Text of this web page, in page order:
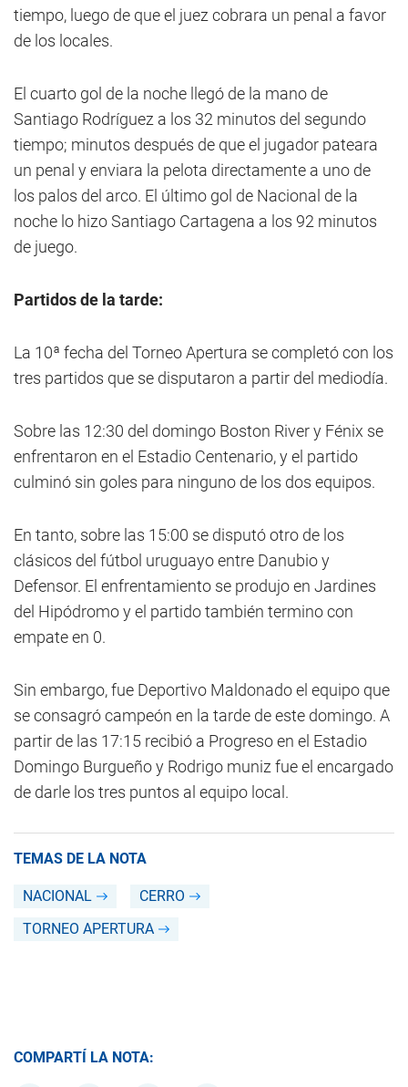
tiempo, luego de que el juez cobrara un penal a favor
de los locales.
El cuarto gol de la noche llegó de la mano de
Santiago Rodríguez a los 32 minutos del segundo
tiempo; minutos después de que el jugador pateara
un penal y enviara la pelota directamente a uno de
los palos del arco. El último gol de Nacional de la
noche lo hizo Santiago Cartagena a los 92 minutos
de juego.
Partidos de la tarde:
La 10ª fecha del Torneo Apertura se completó con los
tres partidos que se disputaron a partir del mediodía.
Sobre las 12:30 del domingo Boston River y Fénix se
enfrentaron en el Estadio Centenario, y el partido
culminó sin goles para ninguno de los dos equipos.
En tanto, sobre las 15:00 se disputó otro de los
clásicos del fútbol uruguayo entre Danubio y
Defensor. El enfrentamiento se produjo en Jardines
del Hipódromo y el partido también termino con
empate en 0.
Sin embargo, fue Deportivo Maldonado el equipo que
se consagró campeón en la tarde de este domingo. A
partir de las 17:15 recibió a Progreso en el Estadio
Domingo Burgueño y Rodrigo muniz fue el encargado
de darle los tres puntos al equipo local.
TEMAS DE LA NOTA
NACIONAL
CERRO
TORNEO APERTURA
COMPARTÍ LA NOTA: